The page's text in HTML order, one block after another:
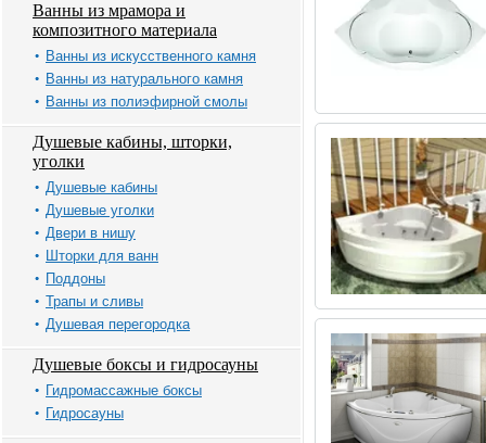
Ванны из мрамора и
композитного материала
Ванны из искусственного камня
Ванны из натурального камня
Ванны из полиэфирной смолы
Душевые кабины, шторки,
уголки
Душевые кабины
Душевые уголки
Двери в нишу
Шторки для ванн
Поддоны
Трапы и сливы
Душевая перегородка
Душевые боксы и гидросауны
Гидромассажные боксы
Гидросауны